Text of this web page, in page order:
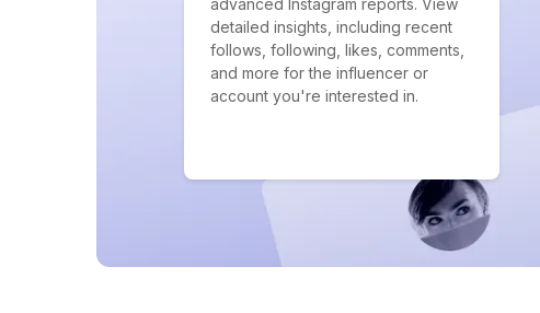
advanced Instagram reports. View
detailed insights, including recent
follows, following, likes, comments,
and more for the influencer or
account you're interested in.